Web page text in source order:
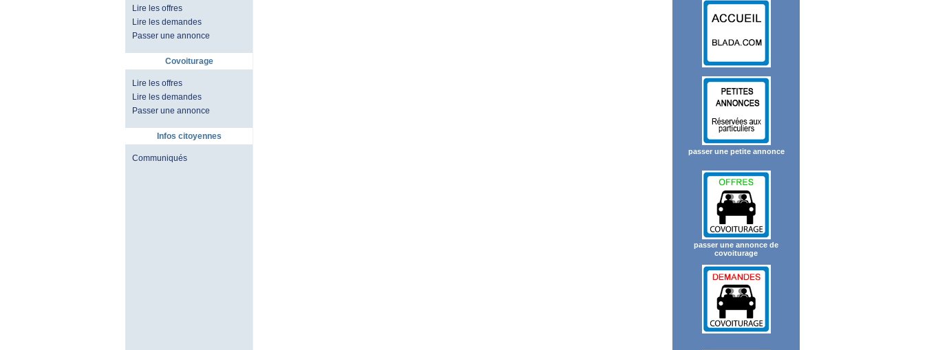
Lire les offres
Lire les demandes
Passer une annonce
Covoiturage
Lire les offres
Lire les demandes
Passer une annonce
Infos citoyennes
Communiqués
passer une petite annonce
passer une annonce de
covoiturage